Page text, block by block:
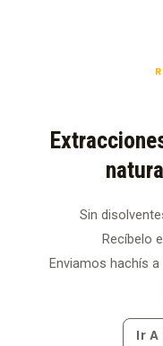
Sin
Recíbelo
Enviamos hachís
Ir A